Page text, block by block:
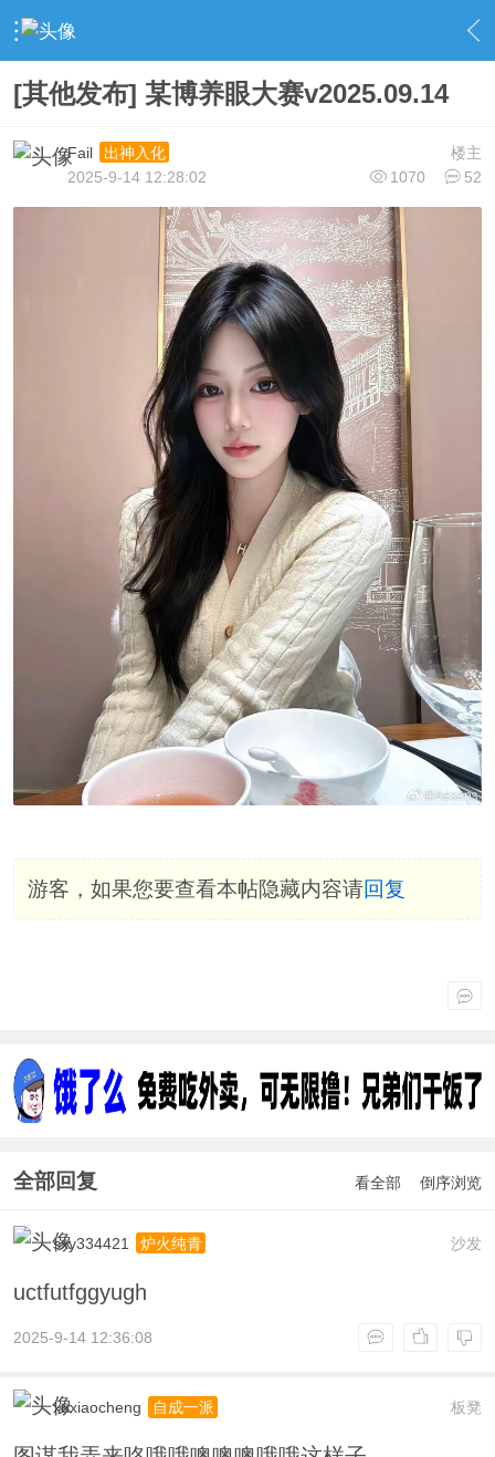
› 社区广场 › 资源杂烩 › 内容
[其他发布] 某博养眼大赛v2025.09.14
楼主
Fail
出神入化
1070
52
2025-9-14 12:28:02
游客，如果您要查看本帖隐藏内容请回复
全部回复 看全部 倒序浏览
沙发
sxy334421 炉火纯青
uctfutfggyugh
2025-9-14 12:36:08
板凳
xuxiaocheng 自成一派